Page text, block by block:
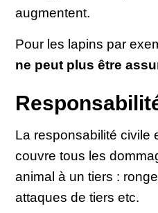
augmentent.
Pour les lapins par
ne peut plus être
La responsabilité civile
couvre tous les
animal à un tiers :
attaques de tiers etc.